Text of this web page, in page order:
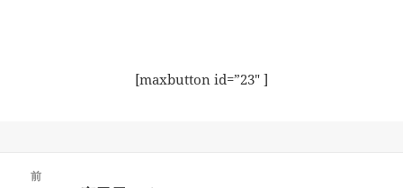
[maxbutton id=”23″ ]
前